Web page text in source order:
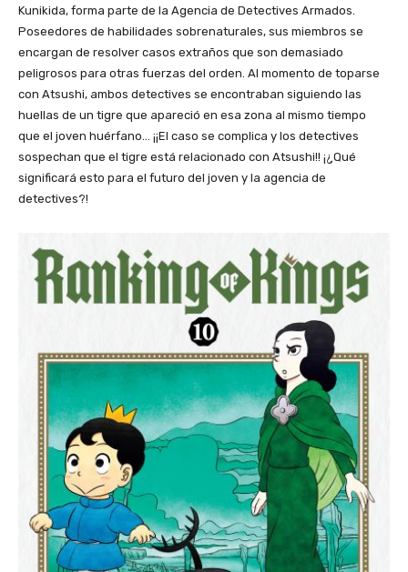
Kunikida, forma parte de la Agencia de Detectives Armados.
Poseedores de habilidades sobrenaturales, sus miembros se
encargan de resolver casos extraños que son demasiado
peligrosos para otras fuerzas del orden. Al momento de toparse
con Atsushi, ambos detectives se encontraban siguiendo las
huellas de un tigre que apareció en esa zona al mismo tiempo
que el joven huérfano… ¡¡El caso se complica y los detectives
sospechan que el tigre está relacionado con Atsushi!! ¡¿Qué
significará esto para el futuro del joven y la agencia de
detectives?!